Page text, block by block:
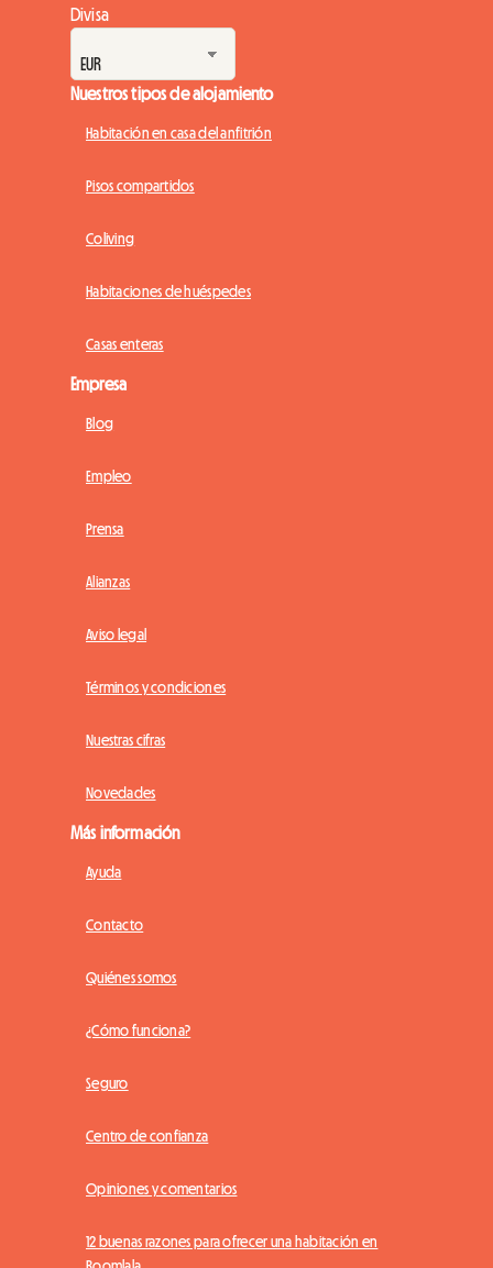
Divisa
Nuestros tipos de alojamiento
Habitación en casa del anfitrión
Pisos compartidos
Coliving
Habitaciones de huéspedes
Casas enteras
Empresa
Blog
Empleo
Prensa
Alianzas
Aviso legal
Términos y condiciones
Nuestras cifras
Novedades
Más información
Ayuda
Contacto
Quiénes somos
¿Cómo funciona?
Seguro
Centro de confianza
Opiniones y comentarios
12 buenas razones para ofrecer una habitación en